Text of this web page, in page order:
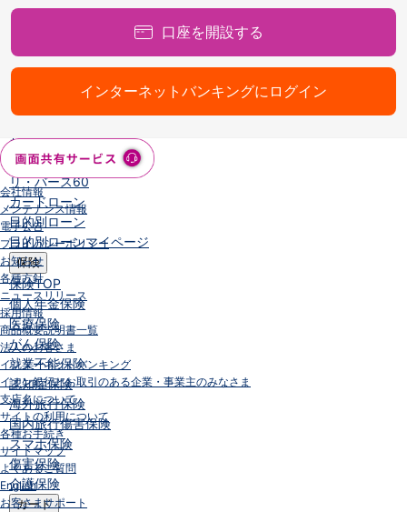
WealthNavi for イオン銀行（ロボアドバイザー）
まいクラウドファンディング
お借換えの方
フラット35
リ・バース60
カードローン
目的別ローン
目的別ローンマイページ
保険
保険TOP
個人年金保険
医療保険
がん保険
就業不能保険
認知症保険
海外旅行保険
国内旅行傷害保険
スマホ保険
傷害保険
介護保険
カード
口座を開設する
インターネットバンキングにログイン
会社情報
メンテナンス情報
電子公告
プライバシーポリシー
お知らせ
各種方針
ニュースリリース
採用情報
商品概要説明書一覧
法人のお客さま
インターネットバンキング
イオン銀行とお取引のある企業・事業主のみなさま
支店名について
サイトの利用について
各種お手続き
サイトマップ
よくあるご質問
English
お客さまサポート